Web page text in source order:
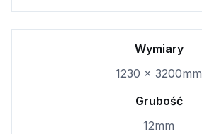
Wymiary
1230 × 3200mm
Grubość
12mm